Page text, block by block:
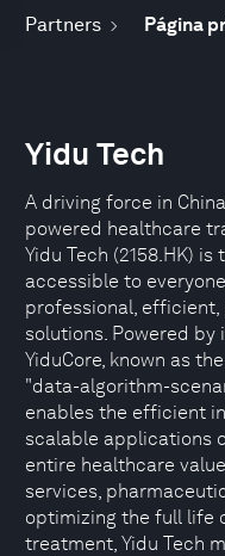
Partners Página
Yidu Tech
A driving force in
powered healthcare
Yidu Tech (2158.HK)
accessible to
professional,
solutions. Powered
YiduCore, known as
"data-algorithm-
enables the efficient
scalable applications
entire healthcare
services,
optimizing the full life
treatment, Yidu Tech